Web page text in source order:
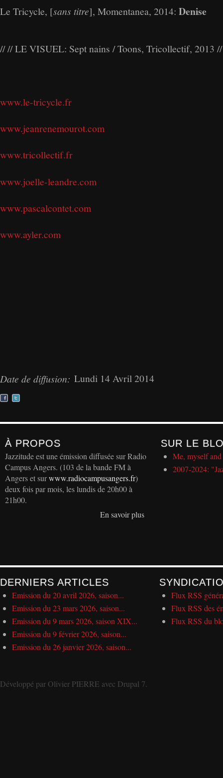
Le Tricycle, [sans titre], Momentanea, 2014: Denise
// // LE VISUEL: Sept nains / Toons, Tricollectif, 2013
www.le-tricycle.fr
www.jeanrenemourot.com
www.tricollectif.fr
www.joelle-leandre.com
www.pascalcontet.com
www.ayler.com
Date de diffusion: Lundi 14 Avril 2014
À PROPOS
Jazzitude est une émission diffusée sur Radio
Campus Angers. (103 de la bande FM à
Angers et surwww.radiocampusangers.fr)
deux fois par mois, les lundis de 20h00 à
21h00.
En savoir plus
SUR LE
Me, myself
2007-2024:
DERNIERS ARTICLES
Emission du 20 avril 2026, saison...
Emission du 23 mars 2026, saison...
Emission du 9 mars 2026, saison XIX...
Emission du 9 février 2026, saison...
Emission du 26 janvier 2026, saison...
Flux RSS
Flux RSS des
Flux RSS du
Développé par Olivier PIERRE avec Drupal 7